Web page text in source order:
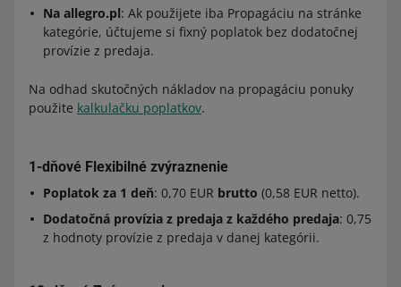
Na allegro.pl: Ak použijete iba Propagáciu na stránke
kategórie, účtujeme si fixný poplatok bez dodatočnej
provízie z predaja.
Na odhad skutočných nákladov na propagáciu ponuky
použite kalkulačku poplatkov.
1-dňové Flexibilné zvýraznenie
Poplatok za 1 deň: 0,70 EUR brutto (0,58 EUR netto).
Dodatočná provízia z predaja z každého predaja: 0,75
z hodnoty provízie z predaja v danej kategórii.